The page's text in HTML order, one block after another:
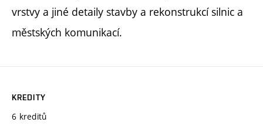
vrstvy a jiné detaily stavby a rekonstrukcí silnic a
městských komunikací.
KREDITY
6 kreditů